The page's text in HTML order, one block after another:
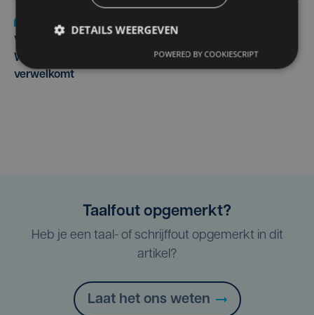
Vier Oostendse gynaecologen versterken dienst in AZ
West, dat ook een nieuwe voltijdse gynaecoloog
verwelkomt
Taalfout opgemerkt?
Heb je een taal- of schrijffout opgemerkt in dit
artikel?
Laat het ons weten
DETAILS WEERGEVEN
POWERED BY COOKIESCRIPT